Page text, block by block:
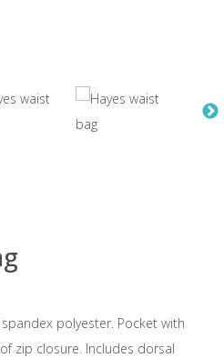
polyester. Pocket with
zip closure. Includes dorsal